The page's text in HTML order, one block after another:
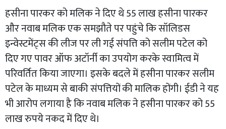
हसीना पारकर को मलिक ने दिए थे 55 लाख हसीना पारकर
और नवाब मलिक एक समझौते पर पहुंचे कि सॉलिडस
इन्वेस्टमेंट्स की लीज पर ली गई संपत्ति को सलीम पटेल को
दिए गए पावर ऑफ अटॉर्नी का उपयोग करके स्वामित्व में
परिवर्तित किया जाएगा। इसके बदले में हसीना पारकर सलीम
पटेल के माध्यम से बाकी संपत्तियों की मालिक होंगी। ईडी ने यह
भी आरोप लगाया है कि नवाब मलिक ने हसीना पारकर को 55
लाख रुपये नकद में दिए थे।